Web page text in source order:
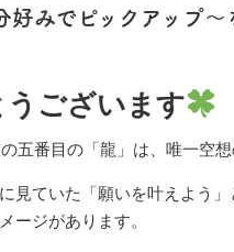
みでピックアップ
ございます
五番目の「龍」は、唯一空想
見ていた「願いを叶えよう
ージがあります。